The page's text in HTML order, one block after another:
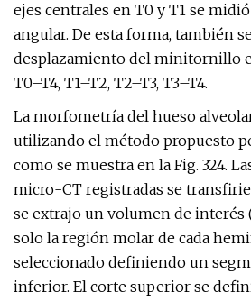
ejes centrales en T0 y T1 se
angular. De esta forma, también
desplazamiento del minitornillo
T0–T4, T1–T2, T2–T3, T3–T4.
La morfometría del hueso
utilizando el método propuesto
como se muestra en la Fig. 324.
micro-CT registradas se
se extrajo un volumen de interés
solo la región molar de cada
seleccionado definiendo un
inferior. El corte superior se